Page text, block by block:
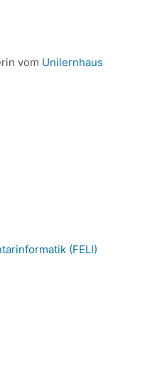
vom Unilernhaus
(FELI)